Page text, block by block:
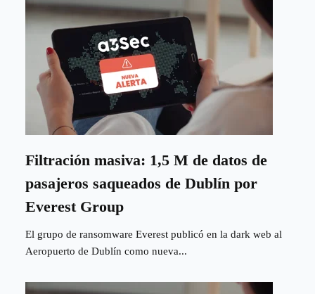
Filtración masiva: 1,5 M de datos de
pasajeros saqueados de Dublín por
Everest Group
El grupo de ransomware Everest publicó en la dark web al
Aeropuerto de Dublín como nueva...